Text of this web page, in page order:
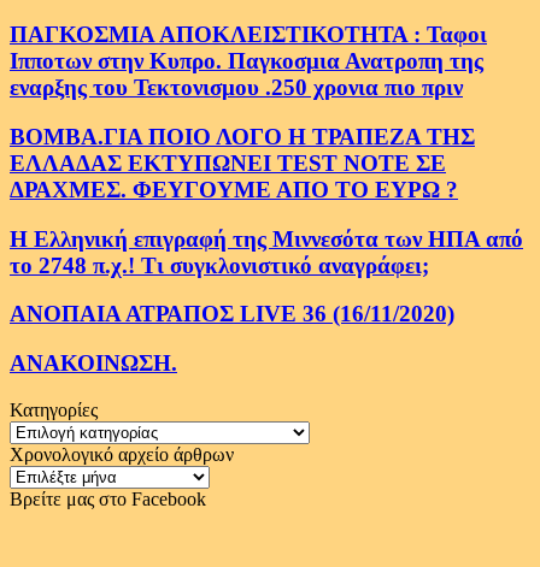
ΠΑΓΚΟΣΜΙΑ ΑΠΟΚΛΕΙΣΤΙΚΟΤΗΤΑ : Ταφοι
Ιπποτων στην Κυπρο. Παγκοσμια Ανατροπη της
εναρξης του Τεκτονισμου .250 χρονια πιο πριν
ΒΟΜΒΑ.ΓΙΑ ΠΟΙΟ ΛΟΓΟ Η ΤΡΑΠΕΖΑ ΤΗΣ
ΕΛΛΑΔΑΣ ΕΚΤΥΠΩΝΕΙ TEST NOTE ΣΕ
ΔΡΑΧΜΕΣ. ΦΕΥΓΟΥΜΕ ΑΠΟ ΤΟ ΕΥΡΩ ?
Η Ελληνική επιγραφή της Μιννεσότα των ΗΠΑ από
το 2748 π.χ.! Τι συγκλονιστικό αναγράφει;
ΑΝΟΠΑΙΑ ΑΤΡΑΠΟΣ LIVE 36 (16/11/2020)
ΑΝΑΚΟΙΝΩΣΗ.
Κατηγορίες
Κατηγορίες
Χρονολογικό αρχείο άρθρων
Χρονολογικό
αρχείο
Βρείτε μας στο Facebook